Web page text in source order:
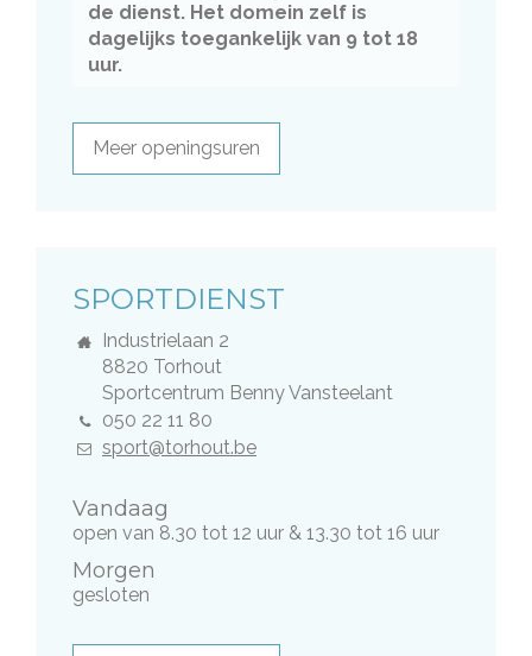
de dienst. Het domein zelf is
dagelijks toegankelijk van 9 tot 18
uur.
Meer openingsuren
DIENST
SPORTDIENST
AdresIndustrielaan 2
,8820 Torhout
Gebouw
Sportcentrum Benny Vansteelant
Tel. 050 22 11 80
E- sport@torhout.be
Vandaag
open van 8.30 tot 12 uur & 13.30 tot 16 uur
Morgen
gesloten